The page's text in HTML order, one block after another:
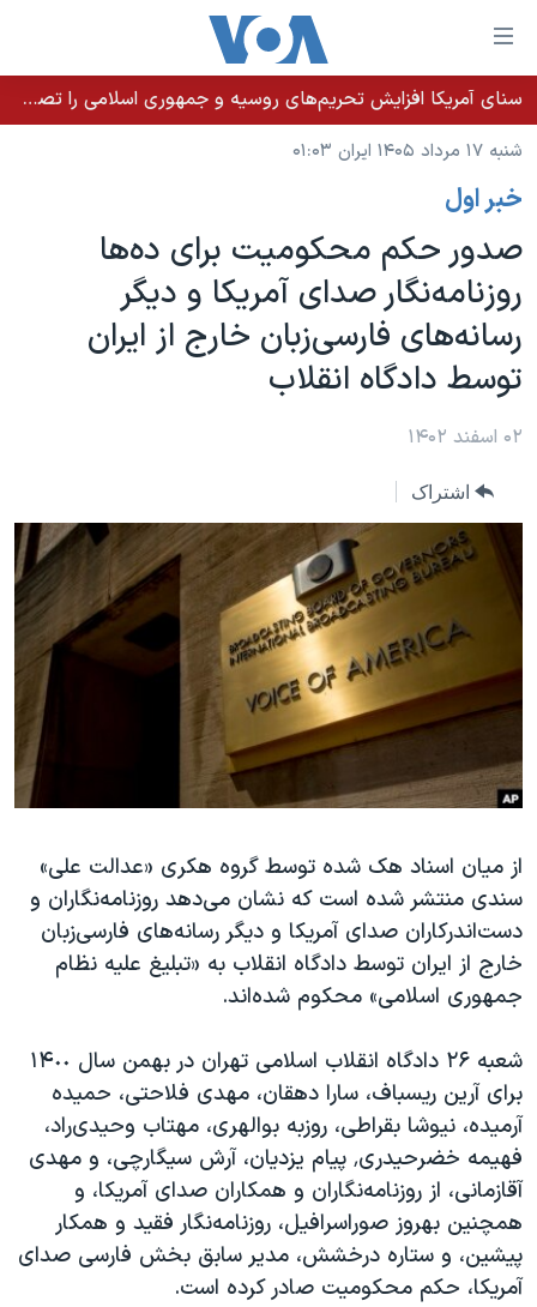
لینکهای
قابل
دسترسی
جهش
محتوای
اصلی
به
صفحه
اصلی
جهش
به
خانه
نسخه سبک وب‌سایت
موضوع ها
ایران
آمریکا
جهان
ورزشی
گزیده‌ها
فرهنگ و زندگی
حقوق شهروندی
اقتصادی
علم و فناوری
اسرائیل در جنگ
گالری عکس
برنامه های تلویزیونی
جدول برنامه ها
صفحه‌های ویژه
جام جهانی ۲۰۲۶
عملیات خشم حماسی
مستندها
انتخابات ریاست جمهوری آمریکا ۲۰۲۴
حمله جمهوری اسلامی به اسرائیل
رمز مهسا
ورزش زنان در ایران
اعتراضات زن، زندگی، آزادی
تریبونال مردمی آبان ۹۸
دادگاه حمید نوری
چهل سال گروگان‌گیری
قانون شفافیت دارائی کادر رهبری ایران
اسرائیل در جنگ
نرگس محمدی برنده جایزه نوبل صلح
همایش محافظه‌کاران آمریکا «سی‌پک»
صفحه‌های ویژه
سفر پرزیدنت ترامپ به چین
فرکانس‌های صدای آمریکا
پخش رادیویی
یادگیری زبان انگلیسی
دنبال کنید
زبانهای مختلف
سنای آمریکا افزایش تحریم‌های روسیه و جمهوری اسلامی را تصویب کرد؛ زلنسکی از این اقدام تشکر کرد
شنبه ۱۷ مرداد ۱۴۰۵ ایران ۰۱:۰۳
خبر اول
صدور حکم محکومیت برای ده‌ها
روزنامه‌نگار صدای آمریکا و دیگر
رسانه‌های فارسی‌زبان خارج از ایران
توسط دادگاه انقلاب
۰۲ اسفند ۱۴۰۲
اشتراک
از میان اسناد هک شده توسط گروه هکری «عدالت علی»
سندی منتشر شده است که نشان می‌دهد روزنامه‌نگاران و
دست‌اندرکاران صدای آمریکا و دیگر رسانه‌های فارسی‌زبان
خارج از ایران توسط دادگاه انقلاب به «تبلیغ علیه نظام
جمهوری اسلامی» محکوم شده‌اند.
شعبه ٢۶ دادگاه انقلاب اسلامی تهران در بهمن سال ١۴٠٠
برای آرین ریسباف، سارا دهقان، مهدی فلاحتی، حمیده
آرمیده، نیوشا بقراطی، روزبه بوالهری، مهتاب وحیدی‌راد،
فهیمه خضرحیدری٬ پیام یزدیان، آرش سیگارچی، و مهدی
آقازمانی، از روزنامه‌نگاران و همکاران صدای آمریکا، و
همچنین بهروز صوراسرافیل، روزنامه‌نگار فقید و همکار
پیشین، و ستاره درخشش، مدیر سابق بخش فارسی صدای
آمریکا، حکم محکومیت صادر کرده است.